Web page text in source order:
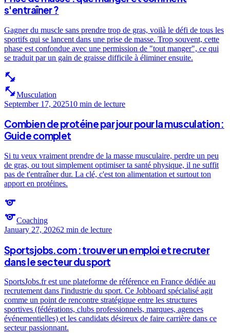
s'entraîner ?
Gagner du muscle sans prendre trop de gras, voilà le défi de tous les
sportifs qui se lancent dans une prise de masse. Trop souvent, cette
phase est confondue avec une permission de "tout manger", ce qui
se traduit par un gain de graisse difficile à éliminer ensuite.
fitness_center
fitness_centerMusculation
September 17, 202510 min de lecture
Combien de protéine par jour pour la musculation :
Guide complet
Si tu veux vraiment prendre de la masse musculaire, perdre un peu
de gras, ou tout simplement optimiser ta santé physique, il ne suffit
pas de t'entraîner dur. La clé, c'est ton alimentation et surtout ton
apport en protéines.
sports
sportsCoaching
January 27, 20262 min de lecture
Sportsjobs.com : trouver un emploi et recruter
dans le secteur du sport
SportsJobs.fr est une plateforme de référence en France dédiée au
recrutement dans l'industrie du sport. Ce Jobboard spécialisé agit
comme un point de rencontre stratégique entre les structures
sportives (fédérations, clubs professionnels, marques, agences
événementielles) et les candidats désireux de faire carrière dans ce
secteur passionnant.